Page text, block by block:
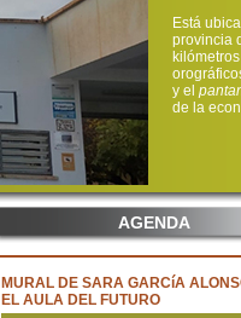
Está
provincia
y el
de la
AGENDA
MURAL DE SARA GARCíA
EL AULA DEL FUTURO